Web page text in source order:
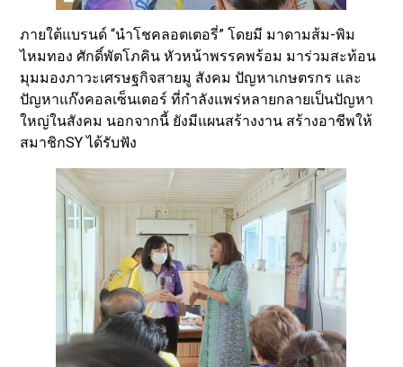
ภายใต้แบรนด์ “นำโชคลอตเตอรี่” โดยมี มาดามส้ม-พิม
ไหมทอง ศักดิ์พัตโภคิน หัวหน้าพรรคพร้อม มาร่วมสะท้อน
มุมมองภาวะเศรษฐกิจสายมู สังคม ปัญหาเกษตรกร และ
ปัญหาแก๊งคอลเซ็นเตอร์ ที่กำลังแพร่หลายกลายเป็นปัญหา
ใหญ่ในสังคม นอกจากนี้ ยังมีแผนสร้างงาน สร้างอาชีพให้
สมาชิกSY ได้รับฟัง